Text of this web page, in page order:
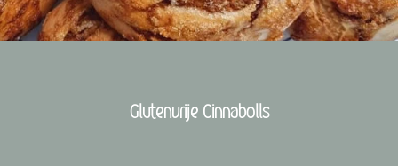
Glutenvrije Cinnabolls